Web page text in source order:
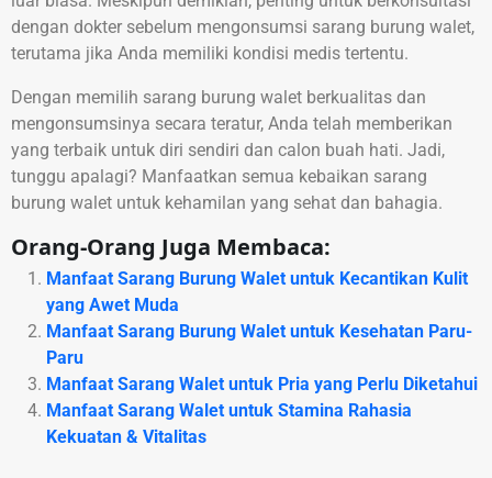
dengan dokter sebelum mengonsumsi sarang burung walet,
terutama jika Anda memiliki kondisi medis tertentu.
Dengan memilih sarang burung walet berkualitas dan
mengonsumsinya secara teratur, Anda telah memberikan
yang terbaik untuk diri sendiri dan calon buah hati. Jadi,
tunggu apalagi? Manfaatkan semua kebaikan sarang
burung walet untuk kehamilan yang sehat dan bahagia.
Orang-Orang Juga Membaca:
Manfaat Sarang Burung Walet untuk Kecantikan Kulit
yang Awet Muda
Manfaat Sarang Burung Walet untuk Kesehatan Paru-
Paru
Manfaat Sarang Walet untuk Pria yang Perlu Diketahui
Manfaat Sarang Walet untuk Stamina Rahasia
Kekuatan & Vitalitas